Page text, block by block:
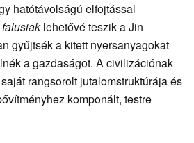
hatótávolságú elfojtással
falusiaklehetővé teszik a Jin
gyűjtsék a kitett nyersanyagokat
a gazdaságot. A civilizációnak
rangsorolt jutalomstruktúrája és
komponált, testre